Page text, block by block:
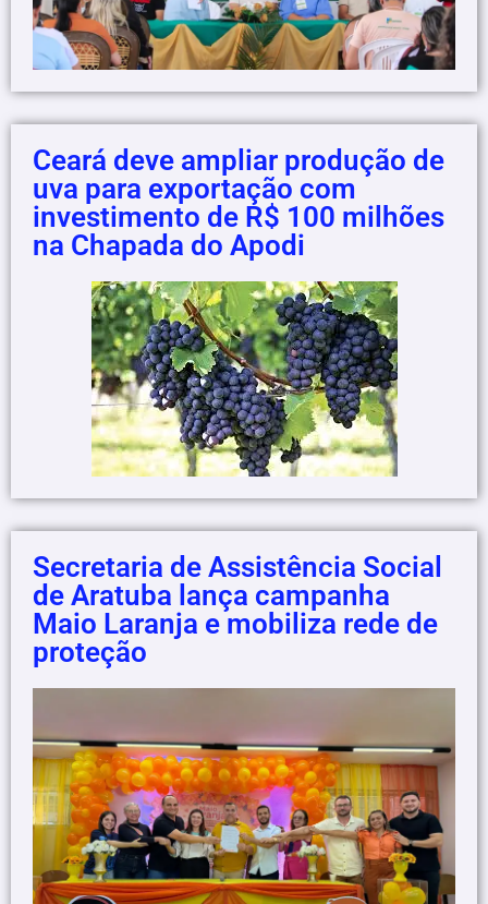
Ceará deve ampliar produção de
uva para exportação com
investimento de R$ 100 milhões
na Chapada do Apodi
Secretaria de Assistência Social
de Aratuba lança campanha
Maio Laranja e mobiliza rede de
proteção